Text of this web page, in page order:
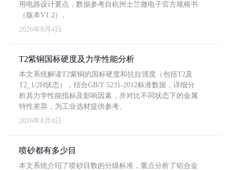
用电路设计要点，数据参考自杭州士兰微电子官方规格书
（版本V1.2）。
2026年8月4日
T2紫铜国标硬度及力学性能分析
本文系统解读T2紫铜的国标硬度和抗拉强度（包括T2及
T2_1/2H状态），结合GB/T 5231-2012标准数据，详细分
析其力学性能指标及影响因素，并对比不同状态下的金属
特性差异，为工业选材提供参考。
2026年8月4日
喷砂都有多少目
本文系统介绍了喷砂目数的分级标准，重点分析了铝合金